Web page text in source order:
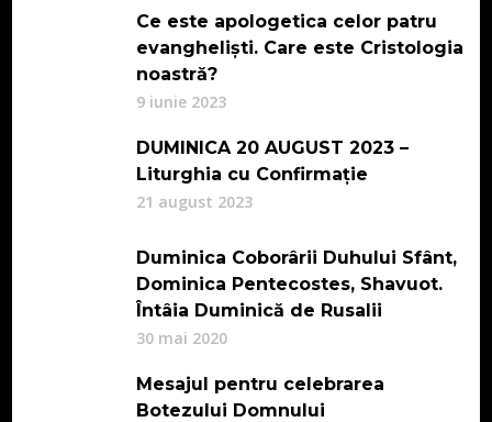
Ce este apologetica celor patru
evangheliști. Care este Cristologia
noastră?
9 iunie 2023
DUMINICA 20 AUGUST 2023 –
Liturghia cu Confirmație
21 august 2023
Duminica Coborârii Duhului Sfânt,
Dominica Pentecostes, Shavuot.
Întâia Duminică de Rusalii
30 mai 2020
Mesajul pentru celebrarea
Botezului Domnului